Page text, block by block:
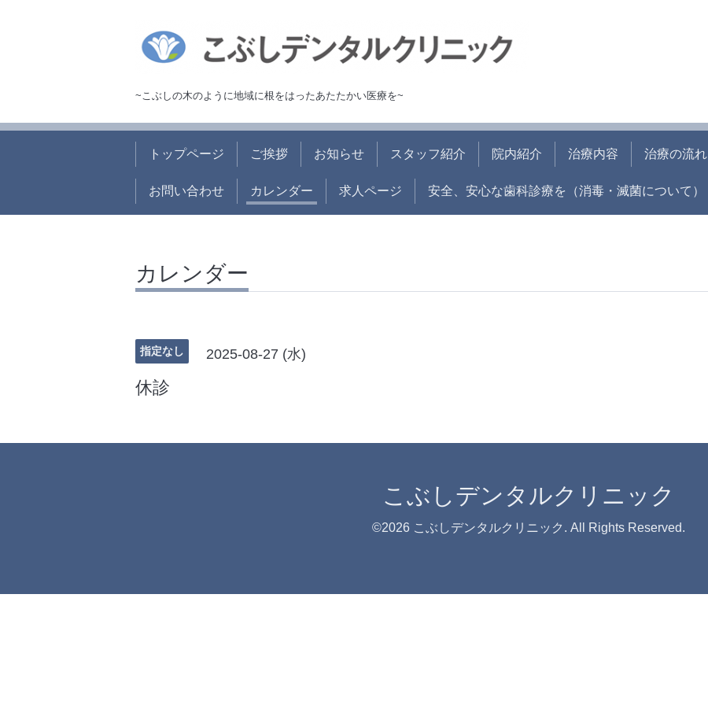
~こぶしの木のように地域に根をはったあたたかい医療を~
トップページ ご挨拶 お知らせ スタッフ紹介 院内紹介 治療内容 治療の流れ
お問い合わせ カレンダー 求人ページ 安全、安心な歯科診療を（消毒・滅菌について）
カレンダー
指定なし 2025-08-27 (水)
休診
こぶしデンタルクリニック
©2026 こぶしデンタルクリニック . All Rights Reserved.